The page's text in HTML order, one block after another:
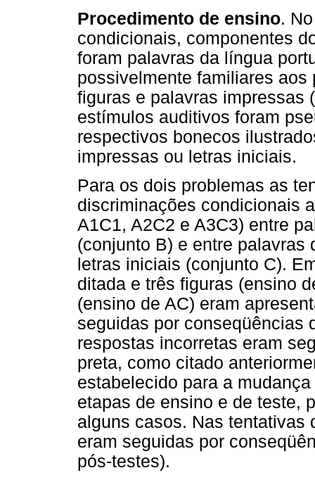
Procedimento de ensino.
condicionais, componentes
foram palavras da língua
possivelmente familiares
figuras e palavras impressas
estímulos auditivos foram
respectivos bonecos
impressas ou letras iniciais.
Para os dois problemas as
discriminações condicionais
A1C1, A2C2 e A3C3) entre
(conjunto B) e entre
letras iniciais (conjunto C).
ditada e três figuras (ensino
(ensino de AC) eram
seguidas por conseqüências
respostas incorretas eram
preta, como citado
estabelecido para a
etapas de ensino e de teste,
alguns casos. Nas tentativas
eram seguidas por
pós-testes).